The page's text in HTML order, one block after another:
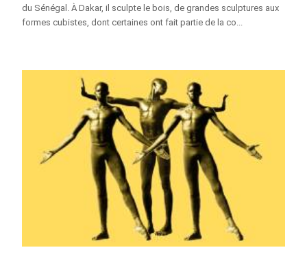
du Sénégal. À Dakar, il sculpte le bois, de grandes sculptures aux
formes cubistes, dont certaines ont fait partie de la co...